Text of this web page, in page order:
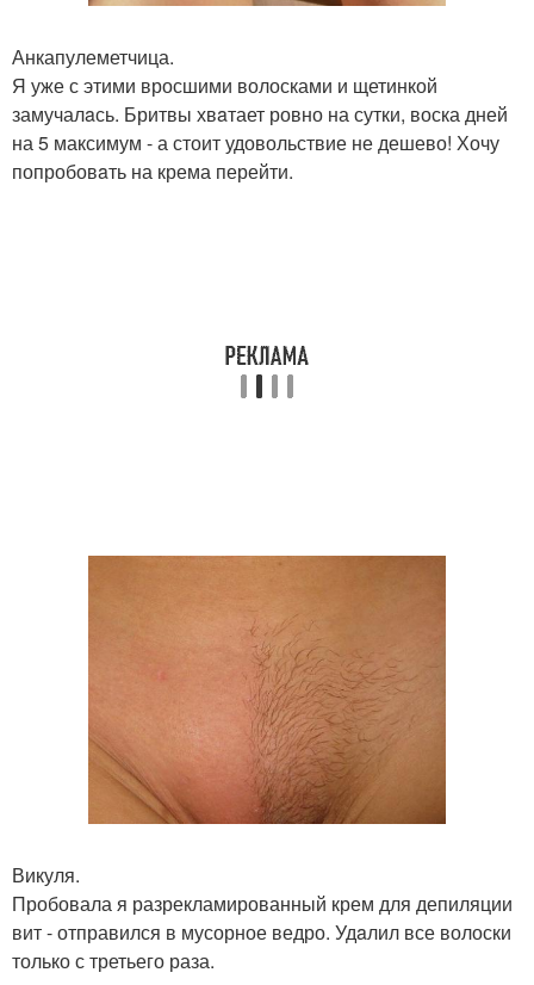
Анкапулеметчица.
Я уже с этими вросшими волосками и щетинкой
замучалaсь. Бритвы хвaтает ровно на сутки, воска дней
на 5 максимум - а стоит удовольствие не дешево! Хочу
попробовaть на крема перейти.
Викуля.
Пробовала я разрекламированный крем для депиляции
вит - отправился в мусорное ведро. Удaлил все волоски
только с третьего раза.